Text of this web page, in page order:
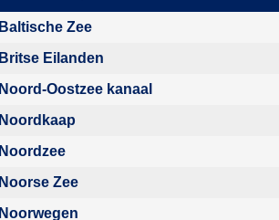
Baltische Zee
Britse Eilanden
Noord-Oostzee kanaal
Noordkaap
Noordzee
Noorse Zee
Noorwegen